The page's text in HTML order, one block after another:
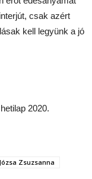
csak azért
kell legyünk a jó
hetilap 2020.
Józsa Zsuzsanna